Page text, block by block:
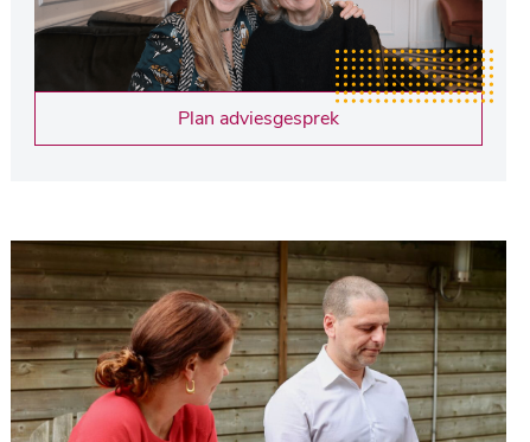
Plan adviesgesprek